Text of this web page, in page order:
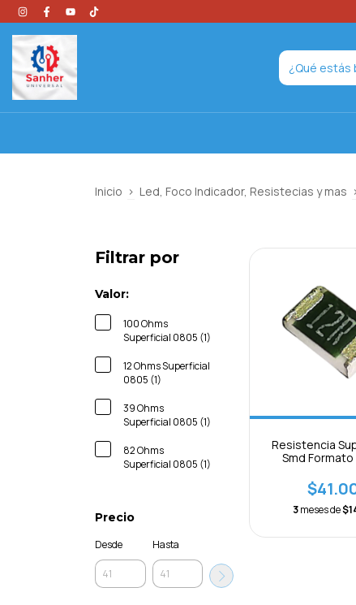
Inicio > Led, Foco Indicador, Resistecias y mas
Filtrar por
Valor:
100 Ohms
Superficial 0805 (1)
12 Ohms Superficial
0805 (1)
39 Ohms
Superficial 0805 (1)
82 Ohms
Superficial 0805 (1)
Precio
Desde Hasta
Resistencia
Smd
3meses de